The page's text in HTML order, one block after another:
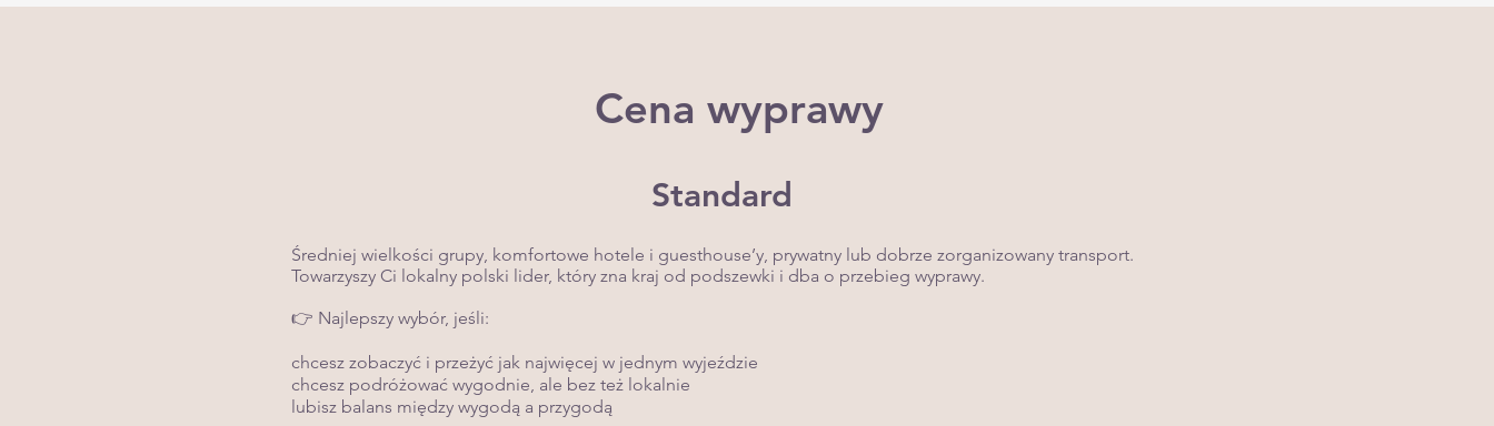
Cena wyprawy
Standard
Średniej wielkości grupy, komfortowe hotele i guesthouse’y, prywatny lub dobrze zorganizowany transport.
Towarzyszy Ci lokalny polski lider, który zna kraj od podszewki i dba o przebieg wyprawy.
👉 Najlepszy wybór, jeśli:
chcesz zobaczyć i przeżyć jak najwięcej w jednym wyjeździe
chcesz podróżować wygodnie, ale bez też lokalnie
lubisz balans między wygodą a przygodą